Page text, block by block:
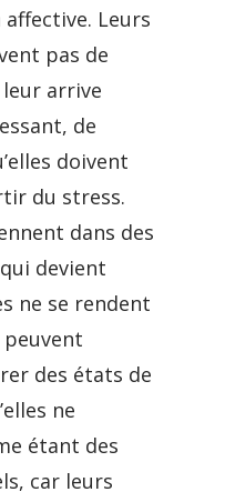
Leurs
pas de
arrive
de
doivent
du stress.
dans des
devient
ne se rendent
des états de
ne
étant des
car leurs